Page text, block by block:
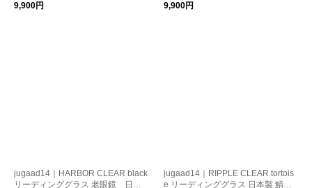
9,900円 9,900円
jugaad14｜HARBOR CLEAR black
リーディンググラス 老眼鏡 日本
jugaad14｜RIPPLE CLEAR tortois
e リーディンググラス 日本製 鯖江